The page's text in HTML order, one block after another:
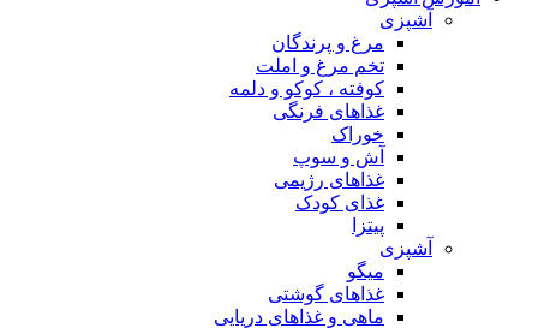
آشپزی
مرغ و پرندگان
تخم مرغ و املت
کوفته ، کوکو و دلمه
غذاهای فرنگی
خوراک
آش و سوپ
غذاهای رژیمی
غذای کودک
پیتزا
آشپزی
میگو
غذاهای گوشتی
ماهی و غذاهای دریایی